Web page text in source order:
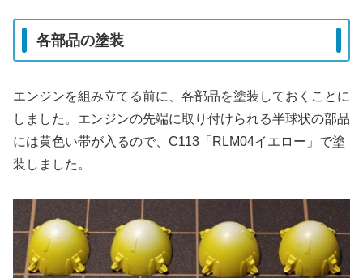
各部品の塗装
エンジンを組み立てる前に、各部品を塗装しておくことに
しました。エンジンの先端に取り付けられる半球状の部品
には黄色い帯が入るので、C113「RLM04イエロー」で塗
装しました。